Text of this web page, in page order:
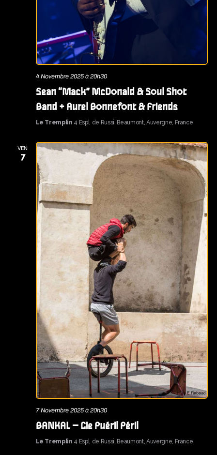
4 Novembre 2025 à 20h30
Sean “Mack” McDonald & Soul Shot
Band + Aurel Bonnefont & Friends
Le Tremplin 4 Espl. de Russi, Beaumont, Auvergne, France
VEN
7
7 Novembre 2025 à 20h30
BANKAL – Cie Puéril Péril
Le Tremplin 4 Espl. de Russi, Beaumont, Auvergne, France